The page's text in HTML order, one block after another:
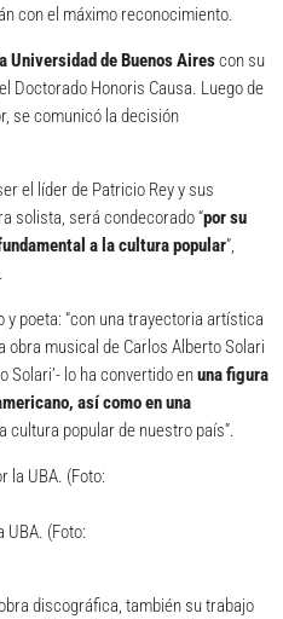
con el máximo reconocimiento.
Universidad de Buenos Airescon su
Doctorado Honoris Causa. Luego de
se comunicó la decisión
el líder de Patricio Rey y sus
solista, será condecorado “por su
a la cultura popular”,
poeta: “con una trayectoria artística
obra musical de Carlos Alberto Solari
Solari’- lo ha convertido enuna figura
así como en una
cultura popular de nuestro país”.
UBA. (Foto:
discográfica, también su trabajo